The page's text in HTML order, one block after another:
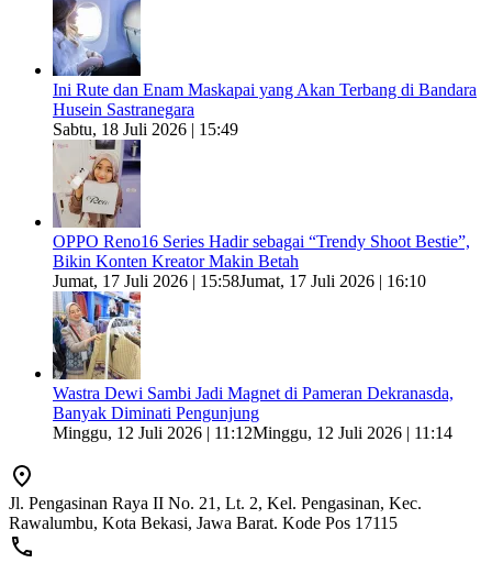
Ini Rute dan Enam Maskapai yang Akan Terbang di Bandara
Husein Sastranegara
Sabtu, 18 Juli 2026 | 15:49
OPPO Reno16 Series Hadir sebagai “Trendy Shoot Bestie”,
Bikin Konten Kreator Makin Betah
Jumat, 17 Juli 2026 | 15:58Jumat, 17 Juli 2026 | 16:10
Wastra Dewi Sambi Jadi Magnet di Pameran Dekranasda,
Banyak Diminati Pengunjung
Minggu, 12 Juli 2026 | 11:12Minggu, 12 Juli 2026 | 11:14
Jl. Pengasinan Raya II No. 21, Lt. 2, Kel. Pengasinan, Kec.
Rawalumbu, Kota Bekasi, Jawa Barat. Kode Pos 17115